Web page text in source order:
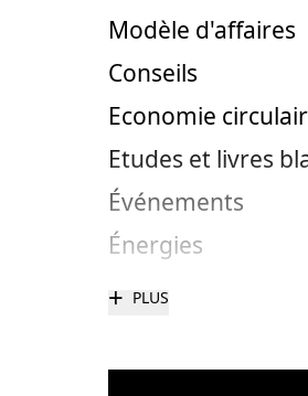
Modèle d'affaires
Conseils
Economie
Etudes et livres
Événements
Énergies
+ PLUS